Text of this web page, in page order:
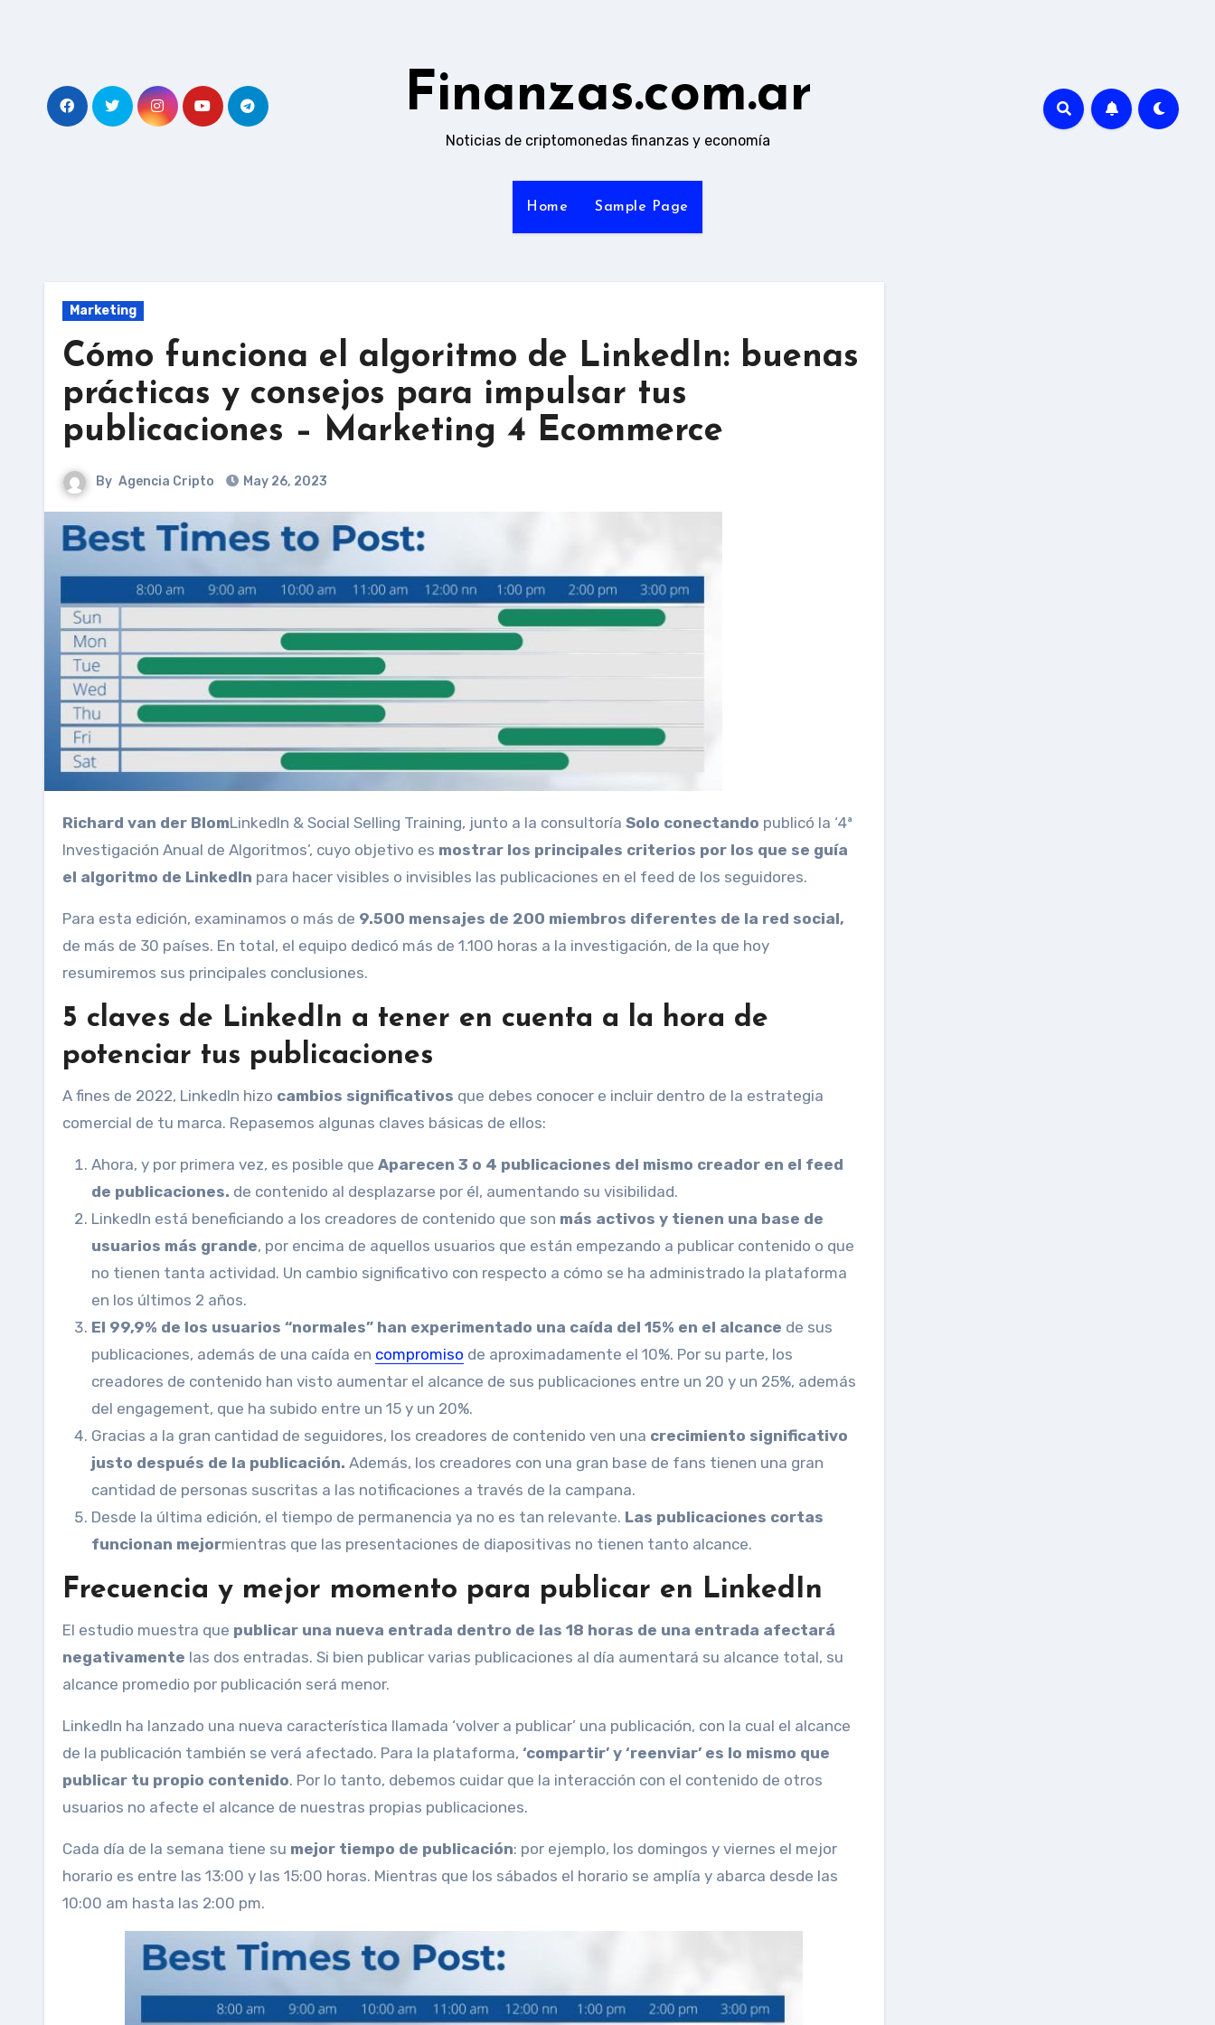
Finanzas.com.ar
Noticias de criptomonedas finanzas y economía
Home Sample Page
Marketing
Cómo funciona el algoritmo de LinkedIn: buenas
prácticas y consejos para impulsar tus
publicaciones – Marketing 4 Ecommerce
By Agencia Cripto May 26, 2023
Richard van der BlomLinkedIn & Social Selling Training, junto a la consultoría Solo conectando publicó la ‘4ª
Investigación Anual de Algoritmos’, cuyo objetivo es mostrar los principales criterios por los que se guía
el algoritmo de LinkedIn para hacer visibles o invisibles las publicaciones en el feed de los seguidores.
Para esta edición, examinamos o más de 9.500 mensajes de 200 miembros diferentes de la red social,
de más de 30 países. En total, el equipo dedicó más de 1.100 horas a la investigación, de la que hoy
resumiremos sus principales conclusiones.
5 claves de LinkedIn a tener en cuenta a la hora de
potenciar tus publicaciones
A fines de 2022, LinkedIn hizo cambios significativos que debes conocer e incluir dentro de la estrategia
comercial de tu marca. Repasemos algunas claves básicas de ellos:
Ahora, y por primera vez, es posible que Aparecen 3 o 4 publicaciones del mismo creador en el feed
de publicaciones. de contenido al desplazarse por él, aumentando su visibilidad.
LinkedIn está beneficiando a los creadores de contenido que son más activos y tienen una base de
usuarios más grande, por encima de aquellos usuarios que están empezando a publicar contenido o que
no tienen tanta actividad. Un cambio significativo con respecto a cómo se ha administrado la plataforma
en los últimos 2 años.
El 99,9% de los usuarios “normales” han experimentado una caída del 15% en el alcance de sus
publicaciones, además de una caída en compromiso de aproximadamente el 10%. Por su parte, los
creadores de contenido han visto aumentar el alcance de sus publicaciones entre un 20 y un 25%, además
del engagement, que ha subido entre un 15 y un 20%.
Gracias a la gran cantidad de seguidores, los creadores de contenido ven una crecimiento significativo
justo después de la publicación. Además, los creadores con una gran base de fans tienen una gran
cantidad de personas suscritas a las notificaciones a través de la campana.
Desde la última edición, el tiempo de permanencia ya no es tan relevante. Las publicaciones cortas
funcionan mejormientras que las presentaciones de diapositivas no tienen tanto alcance.
Frecuencia y mejor momento para publicar en LinkedIn
El estudio muestra que publicar una nueva entrada dentro de las 18 horas de una entrada afectará
negativamente las dos entradas. Si bien publicar varias publicaciones al día aumentará su alcance total, su
alcance promedio por publicación será menor.
LinkedIn ha lanzado una nueva característica llamada ‘volver a publicar’ una publicación, con la cual el alcance
de la publicación también se verá afectado. Para la plataforma, ‘compartir’ y ‘reenviar’ es lo mismo que
publicar tu propio contenido. Por lo tanto, debemos cuidar que la interacción con el contenido de otros
usuarios no afecte el alcance de nuestras propias publicaciones.
Cada día de la semana tiene su mejor tiempo de publicación: por ejemplo, los domingos y viernes el mejor
horario es entre las 13:00 y las 15:00 horas. Mientras que los sábados el horario se amplía y abarca desde las
10:00 am hasta las 2:00 pm.